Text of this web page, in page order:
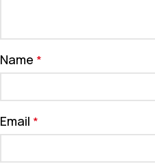
Name *
Email *